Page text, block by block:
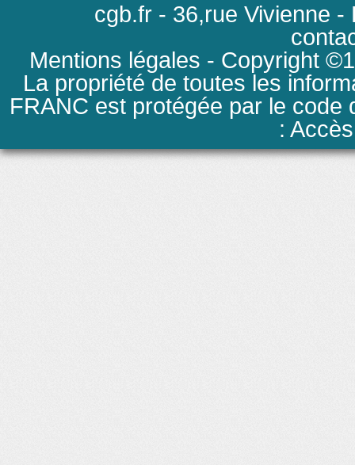
cgb.fr - 36,rue Vivienne -
Mentions légales - Copyright
La propriété de toutes les
FRANC est protégée par le code
: